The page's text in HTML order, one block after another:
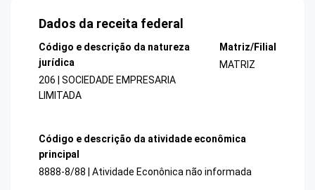
Dados da receita federal
Código e descrição da natureza
jurídica
206 | SOCIEDADE EMPRESARIA
LIMITADA
Matriz/Filial
MATRIZ
Código e descrição da atividade econômica
principal
8888-8/88 | Atividade Econônica não informada